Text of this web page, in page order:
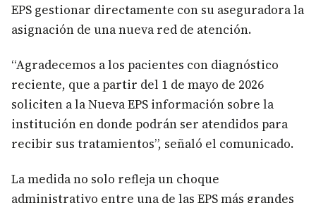
EPS gestionar directamente con su aseguradora la
asignación de una nueva red de atención.
“Agradecemos a los pacientes con diagnóstico
reciente, que a partir del 1 de mayo de 2026
soliciten a la Nueva EPS información sobre la
institución en donde podrán ser atendidos para
recibir sus tratamientos”, señaló el comunicado.
La medida no solo refleja un choque
administrativo entre una de las EPS más grandes